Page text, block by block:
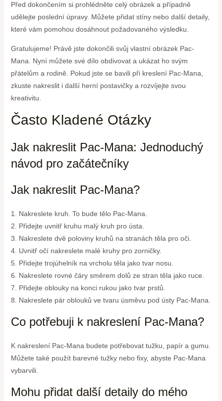
Před dokončením si prohlédněte celý obrázek a případně
udělejte poslední úpravy. Můžete přidat stíny nebo další detaily,
které vám pomohou dosáhnout požadovaného výsledku.
Gratulujeme! Právě jste dokončili svůj vlastní obrázek Pac-
Mana. Nyní můžete své dílo obdivovat a ukázat ho svým
přátelům a rodině. Pokud jste se bavili při kreslení Pac-Mana,
zkuste nakreslit i další herní postavičky a rozvíjejte svou
kreativitu.
Často Kladené Otázky
Jak nakreslit Pac-Mana: Jednoduchý
návod pro začátečníky
Jak nakreslit Pac-Mana?
1. Nakreslete kruh. To bude tělo Pac-Mana.
2. Přidejte uvnitř kruhu malý kruh pro ústa.
3. Nakreslete dvě poloviny kruhů na stranách těla pro oči.
4. Uvnitř očí nakreslete malé kruhy pro zorničky.
5. Přidejte trojúhelník na vrcholu těla jako tvar nosu.
6. Nakreslete rovné čáry směrem dolů ze stran těla jako ruce.
7. Přidejte oblouky na konci rukou jako tvar prstů.
8. Nakreslete pár oblouků ve tvaru úsměvu pod ústy Pac-Mana.
Co potřebuji k nakreslení Pac-Mana?
K nakreslení Pac-Mana budete potřebovat tužku, papír a gumu.
Můžete také použít barevné tužky nebo fixy, abyste Pac-Mana
vybarvili.
Mohu přidat další detaily do mého